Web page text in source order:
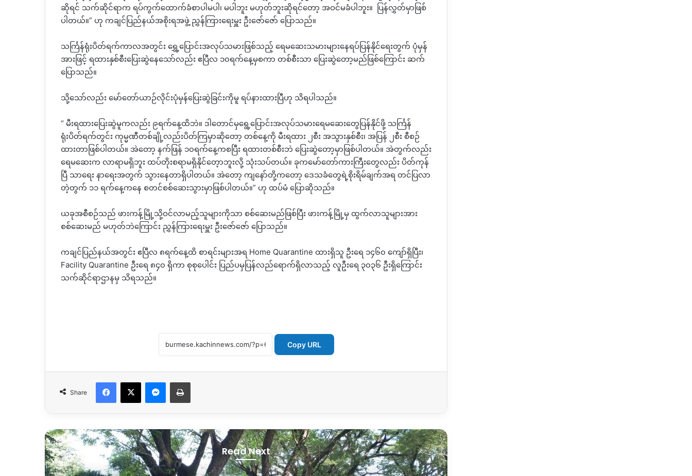
ဆိုရင် သက်ဆိုင်ရာက ရပ်ကွက်ထောက်ခံစာပါမပါ၊ မပါဘူး မဟုတ်ဘူးဆိုရင်တော့ အဝင်မခံပါဘူး။ ပြန်လွှတ်မှာဖြစ်
ပါတယ်။” ဟု ကချင်ပြည်နယ်အစိုးရအဖွဲ့ ညွှန်ကြားရေးမှူး ဦးဇော်ဇော် ပြောသည်။
သင်္ကြန်ရုံးပိတ်ရက်ကာလအတွင်း ရွှေ့ပြောင်းအလုပ်သမားဖြစ်သည့် ရေမဆေးသမားများနေရပ်ပြန်နိုင်ရေးတွက် ပုံမှန်
အားဖြင့် ရထားနှစ်စီးပြေးဆွဲနေသော်လည်း ဧပြီလ ၁၀ရက်နေ့မှစကာ တစ်စီးသာ ပြေးဆွဲတော့မည်ဖြစ်ကြောင်း ဆက်
ပြောသည်။
သို့သော်လည်း မော်တော်ယာဉ်လိုင်းပုံမှန်ပြေးဆွဲခြင်းကိုမူ ရပ်နားထားပြီဟု သိရပါသည်။
“ မီးရထားပြေးဆွဲမူကလည်း ၉ရက်နေ့ထိဘဲ။ ဒါတောင်မှရွေ့ပြောင်းအလုပ်သမားရေမဆေးတွေပြန်နိုင်ဖို့ သင်္ကြန်
ရုံးပိတ်ရက်တွင်း ကုမ္မဏီတစ်ချို့လည်းပိတ်ကြမှာဆိုတော့ တစ်နေ့ကို မီးရထား ၂စီး အသွားနှစ်စီး၊ အပြန် ၂စီး စီစဉ်
ထားတာဖြစ်ပါတယ်။ အဲတော့ နက်ဖြန် ၁၀ရက်နေ့ကစပြီး ရထားတစ်စီးဘဲ ပြေးဆွဲတော့မှာဖြစ်ပါတယ်။ အဲတွက်လည်း
ရေမဆေးက လာရာမရှိဘူး ထပ်တိုးစရာမရှိနိုင်တေ့ာဘူးလို့ သုံးသပ်တယ်။ ခုကမော်တော်ကားကြီးတွေလည်း ပိတ်ကုန်
ပြီ သာရေး နာရေးအတွက် သွားနေတာရှိပါတယ်။ အဲတော့ ကျနော်တို့ကတော့ ဒေသခံတွေရဲ့စိုးရိမ်ချက်အရ တင်ပြလာ
တဲ့တွက် ၁၁ ရက်နေ့ကနေ စတင်စစ်ဆေးသွားမှာဖြစ်ပါတယ်။” ဟု ထပ်မံ ပြောဆိုသည်။
ယခုအစီစဉ်သည် ဖားကန့်မြို့သို့ဝင်လာမည့်သူများကိုသာ စစ်ဆေးမည်ဖြစ်ပြီး ဖားကန့်မြို့မှ ထွက်လာသူများအား
စစ်ဆေးမည် မဟုတ်ဘဲကြောင်း ညွှန်ကြားရေးမှူး ဦးဇော်ဇော် ပြောသည်။
ကချင်ပြည်နယ်အတွင်း ဧပြီလ ၈ရက်နေ့ထိ စာရင်းများအရ Home Quarantine ထားရှိသူ ဦးရေ ၁၄၆၀ ကျော်ရှိပြီး၊
Facility Quarantine ဦးရေ ၈၄၀ ရှိကာ စုစုပေါင်း ပြည်ပမှပြန်လည်ရောက်ရှိလာသည့် လူဦးရေ ၃၀၃၆ ဦးရှိကြောင်း
သက်ဆိုင်ရာဌာနမှ သိရသည်။
Copy URL
Share
Facebook
X Messenger
Print
Read Next